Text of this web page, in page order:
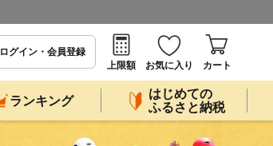
ログイン・会員登録
上限額
お気に入り カート
ランキング
はじめての
ふるさと納税